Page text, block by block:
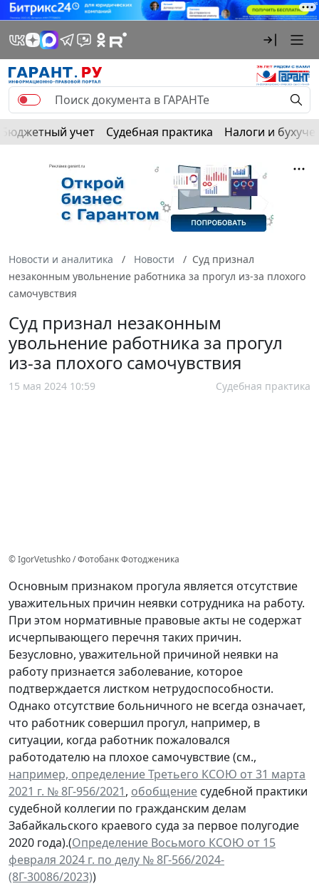
Бюджетный учет Судебная практика Налоги и
Новости и аналитика Новости
Суд признал
незаконным увольнение работника за прогул из-за плохого
самочувствия
Суд признал незаконным
увольнение работника за прогул
из-за плохого самочувствия
15 мая 2024 10:59 Судебная практика
© IgorVetushko / Фотобанк Фотодженика
Основным признаком прогула является отсутствие
уважительных причин неявки сотрудника на работу.
При этом нормативные правовые акты не содержат
исчерпывающего перечня таких причин.
Безусловно, уважительной причиной неявки на
работу признается заболевание, которое
подтверждается листком нетрудоспособности.
Однако отсутствие больничного не всегда означает,
что работник совершил прогул, например, в
ситуации, когда работник пожаловался
работодателю на плохое самочувствие (см.,
например, определение Третьего КСОЮ от 31 марта
2021 г. № 8Г-956/2021, обобщение судебной практики
судебной коллегии по гражданским делам
Забайкальского краевого суда за первое полугодие
2020 года).(Определение Восьмого КСОЮ от 15
февраля 2024 г. по делу № 8Г-566/2024-
(8Г-30086/2023))